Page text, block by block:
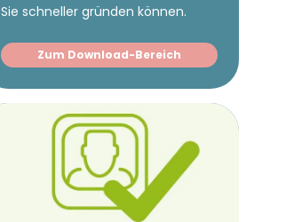
Sie schneller gründen können.
Zum Download-Bereich